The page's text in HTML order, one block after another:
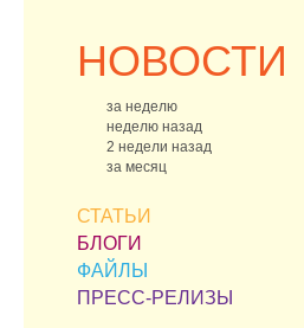
НОВОСТИ
за неделю
неделю назад
2 недели назад
за месяц
СТАТЬИ
БЛОГИ
ФАЙЛЫ
ПРЕСС-РЕЛИЗЫ